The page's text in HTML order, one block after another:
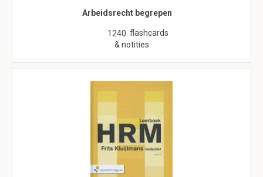
Arbeidsrecht begrepen
1240 flashcards
& notities